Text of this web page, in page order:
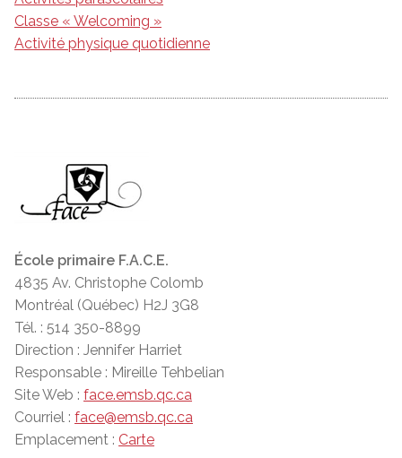
Classe « Welcoming »
Activité physique quotidienne
École primaire F.A.C.E.
4835 Av. Christophe Colomb
Montréal (Québec) H2J 3G8
Tél. : 514 350-8899
Direction : Jennifer Harriet
Responsable : Mireille Tehbelian
Site Web : face.emsb.qc.ca
Courriel : face@emsb.qc.ca
Emplacement : Carte